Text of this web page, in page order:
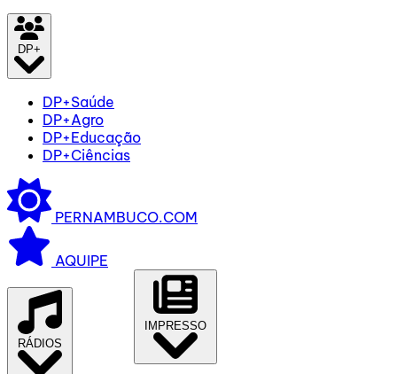
DP+
DP+Saúde
DP+Agro
DP+Educação
DP+Ciências
PERNAMBUCO.COM
AQUIPE
RÁDIOS
IMPRESSO